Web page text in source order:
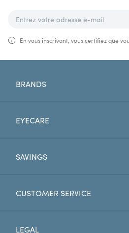
En vous inscrivant, vous certifiez que
BRANDS
EYECARE
SAVINGS
CUSTOMER SERVICE
LEGAL